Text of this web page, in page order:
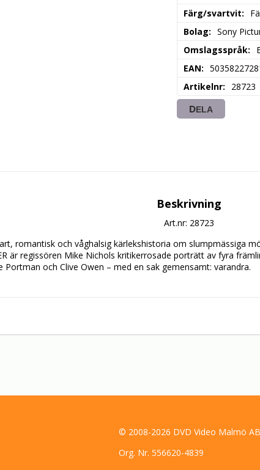
Färg/svartvit
Bolag
Sony
Omslagsspråk
EAN
Artikelnr
28723
DELA
Beskrivning
Art.nr: 28723
romantisk och våghalsig kärlekshistoria om slumpmässiga
är regissören Mike Nichols kritikerrosade porträtt av fyra
Portman och Clive Owen – med en sak gemensamt: varandra.
© 2008-2026 DVD Video Malmö AB
Org. Nr. 556620-4839